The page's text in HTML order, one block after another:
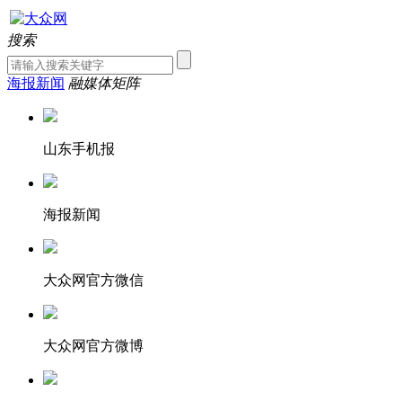
搜索
海报新闻 融媒体矩阵
山东手机报
海报新闻
大众网官方微信
大众网官方微博